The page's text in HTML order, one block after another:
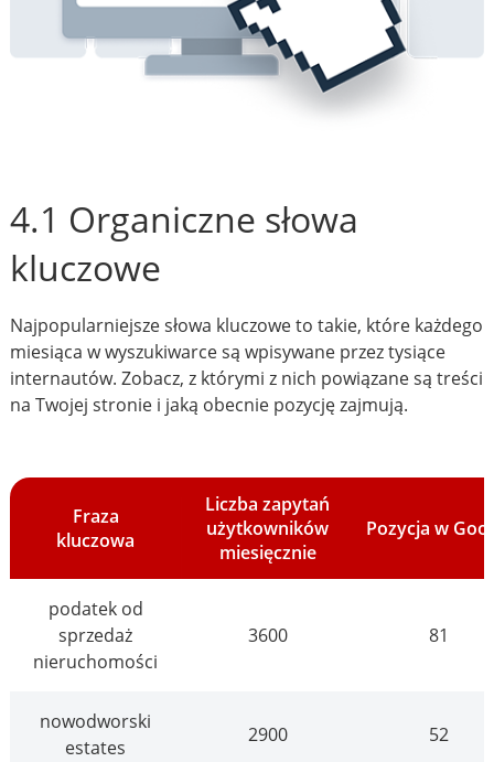
4.1 Organiczne słowa
kluczowe
Najpopularniejsze słowa kluczowe to takie, które każdego
miesiąca w wyszukiwarce są wpisywane przez tysiące
internautów. Zobacz, z którymi z nich powiązane są treści
na Twojej stronie i jaką obecnie pozycję zajmują.
Fraza
kluczowa
Liczba zapytań
użytkowników
miesięcznie
Pozycja w
podatek od
sprzedaż
nieruchomości
3600 81
nowodworski
estates
2900 52